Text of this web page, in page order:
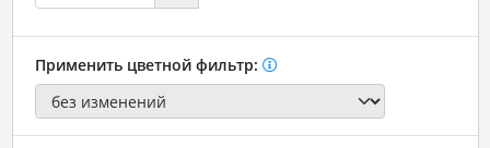
Применить цветной фильтр: